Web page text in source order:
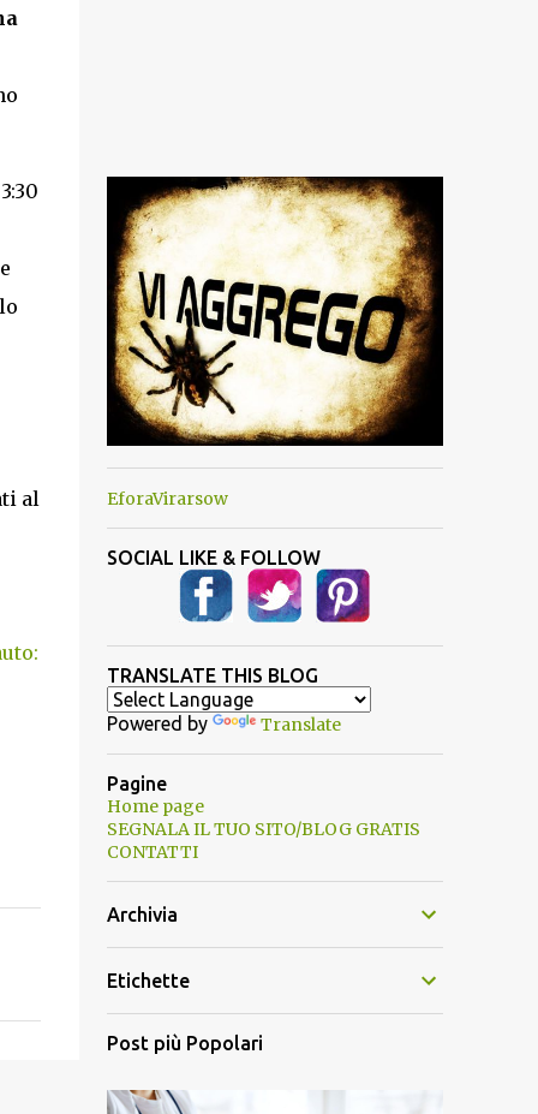
al
EforaVirarsow
SOCIAL LIKE & FOLLOW
TRANSLATE THIS BLOG
Powered by Translate
Pagine
Home page
SEGNALA IL TUO SITO/BLOG GRATIS
CONTATTI
Archivia
Etichette
Post più Popolari